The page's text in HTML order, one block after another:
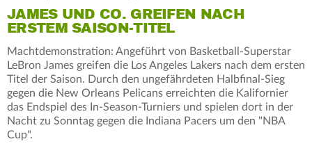
JAMES UND CO. GREIFEN NACH
ERSTEM SAISON-TITEL
Machtdemonstration: Angeführt von Basketball-Superstar
LeBron James greifen die Los Angeles Lakers nach dem ersten
Titel der Saison. Durch den ungefährdeten Halbfinal-Sieg
gegen die New Orleans Pelicans erreichten die Kalifornier
das Endspiel des In-Season-Turniers und spielen dort in der
Nacht zu Sonntag gegen die Indiana Pacers um den "NBA
Cup".